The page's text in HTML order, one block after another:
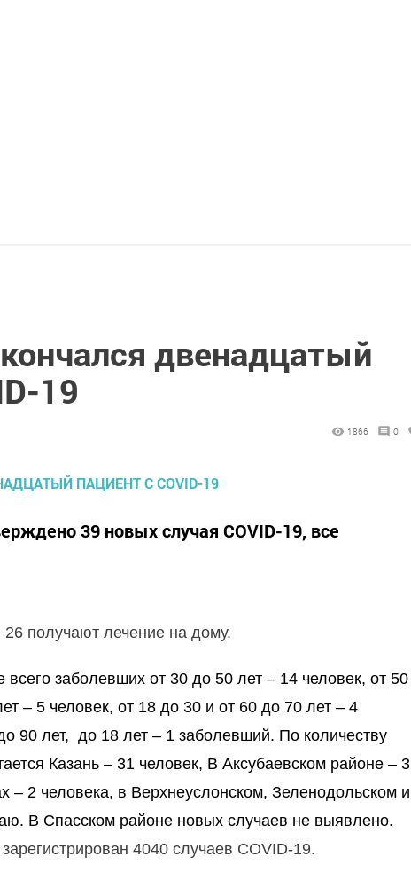
двенадцатый
19
1866 0
39 новых случая COVID-19, все
26 получают лечение на дому.
заболевших от 30 до 50 лет – 14 человек, от 50
– 5 человек, от 18 до 30 и от 60 до 70 лет – 4
90 лет, до 18 лет – 1 заболевший. По количеству
Казань – 31 человек, В Аксубаевском районе – 3
– 2 человека, в Верхнеуслонском, Зеленодольском и
В Спасском районе новых случаев не выявлено.
4040 случаев COVID-19.